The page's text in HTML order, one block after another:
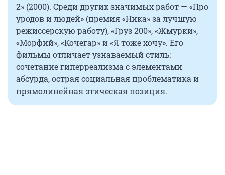
2» (2000). Среди других значимых работ — «Про
уродов и людей» (премия «Ника» за лучшую
режиссерскую работу), «Груз 200», «Жмурки»,
«Морфий», «Кочегар» и «Я тоже хочу». Его
фильмы отличает узнаваемый стиль:
сочетание гиперреализма с элементами
абсурда, острая социальная проблематика и
прямолинейная этическая позиция.